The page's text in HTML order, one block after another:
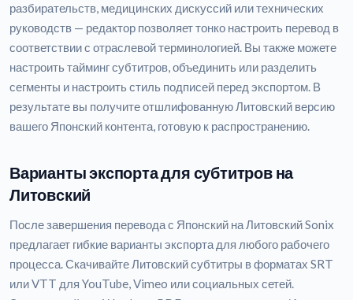
разбирательств, медицинских дискуссий или технических
руководств — редактор позволяет тонко настроить перевод в
соответствии с отраслевой терминологией. Вы также можете
настроить тайминг субтитров, объединить или разделить
сегменты и настроить стиль подписей перед экспортом. В
результате вы получите отшлифованную Литовский версию
вашего Японский контента, готовую к распространению.
Варианты экспорта для субтитров на
Литовский
После завершения перевода с Японский на Литовский Sonix
предлагает гибкие варианты экспорта для любого рабочего
процесса. Скачивайте Литовский субтитры в форматах SRT
или VTT для YouTube, Vimeo или социальных сетей.